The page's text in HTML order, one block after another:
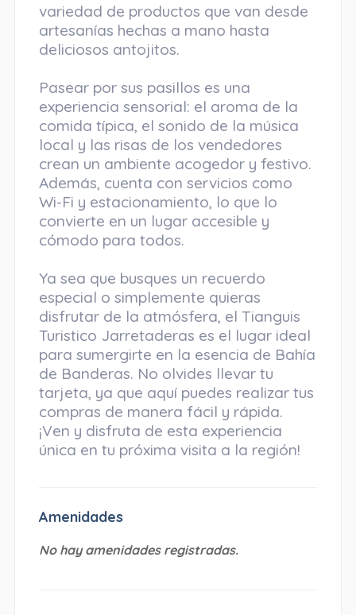
variedad de productos que van desde
artesanías hechas a mano hasta
deliciosos antojitos.
Pasear por sus pasillos es una
experiencia sensorial: el aroma de la
comida típica, el sonido de la música
local y las risas de los vendedores
crean un ambiente acogedor y festivo.
Además, cuenta con servicios como
Wi-Fi y estacionamiento, lo que lo
convierte en un lugar accesible y
cómodo para todos.
Ya sea que busques un recuerdo
especial o simplemente quieras
disfrutar de la atmósfera, el Tianguis
Turistico Jarretaderas es el lugar ideal
para sumergirte en la esencia de Bahía
de Banderas. No olvides llevar tu
tarjeta, ya que aquí puedes realizar tus
compras de manera fácil y rápida.
¡Ven y disfruta de esta experiencia
única en tu próxima visita a la región!
Amenidades
No hay amenidades registradas.